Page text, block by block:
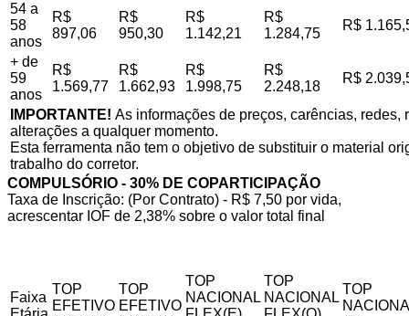
54 a
58
anos
R$
897,06
R$
950,30
R$
1.142,21
R$
1.284,75
R$
+ de
59
anos
R$
1.569,77
R$
1.662,93
R$
1.998,75
R$
2.248,18
R$
IMPORTANTE! As informações de preços, carências,
alterações a qualquer momento.
Esta ferramenta não tem o objetivo de substituir o material
trabalho do corretor.
COMPULSÓRIO - 30% DE COPARTICIPAÇÃO
Taxa de Inscrição: (Por Contrato) - R$ 7,50 por vida,
acrescentar IOF de 2,38% sobre o valor total final
Faixa
TOP
EFETIVO
TOP
EFETIVO
TOP
NACIONAL
TOP
NACIONAL
TOP